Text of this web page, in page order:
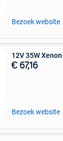
Bezoek website
12V 35W
€ 67,16
Bezoek website